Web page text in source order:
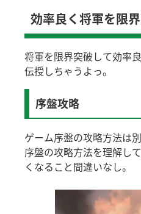
効率良く将軍を限
将軍を限界突破して効率
伝授しちゃうよっ。
序盤攻略
ゲーム序盤の攻略方法は
序盤の攻略方法を理解し
くなること間違いなし。